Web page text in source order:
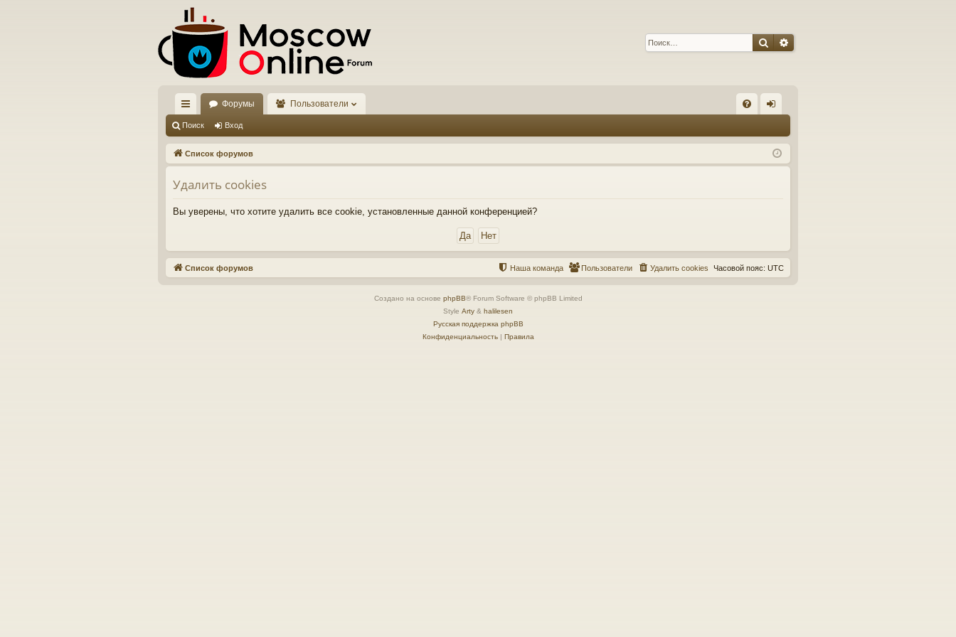
ПоискРасширенный поиск
с
ы
лк
и
Форумы Пользователи
Q д
Поиск Вход
Список форумов
Удалить cookies
Вы уверены, что хотите удалить все cookie, установленные данной конференцией?
Список форумов Часовой пояс: UTC
Удалить cookies
Пользователи
Наша команда
Создано на основе phpBB® Forum Software © phpBB Limited
Style Arty & halilesen
Русская поддержка phpBB
Конфиденциальность| Правила